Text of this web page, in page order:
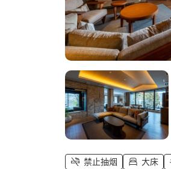
禁止抽烟 大床